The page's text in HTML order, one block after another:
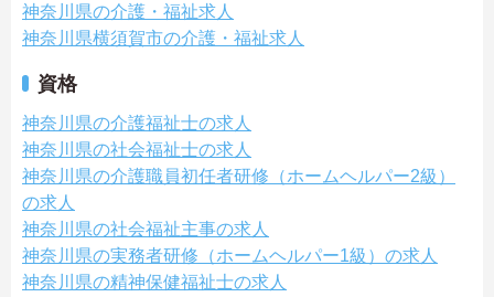
神奈川県の介護・福祉求人
神奈川県横須賀市の介護・福祉求人
資格
神奈川県の介護福祉士の求人
神奈川県の社会福祉士の求人
神奈川県の介護職員初任者研修（ホームヘルパー2級）
の求人
神奈川県の社会福祉主事の求人
神奈川県の実務者研修（ホームヘルパー1級）の求人
神奈川県の精神保健福祉士の求人